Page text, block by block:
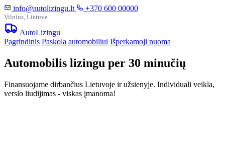
info@autolizingu.lt +370 600 00000
Vilnius, Lietuva
AutoLizingu
Pagrindinis Paskola automobiliui Išperkamoji nuoma
Automobilis lizingu per 30 minučių
Finansuojame dirbančius Lietuvoje ir užsienyje. Individuali veikla,
verslo liudijimas - viskas įmanoma!